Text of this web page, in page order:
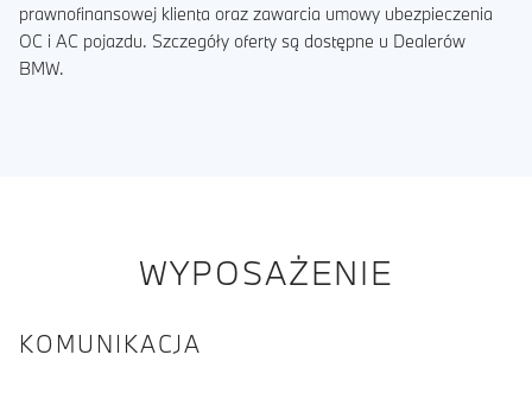
prawnofinansowej klienta oraz zawarcia umowy ubezpieczenia
OC i AC pojazdu. Szczegóły oferty są dostępne u Dealerów
BMW.
WYPOSAŻENIE
KOMUNIKACJA